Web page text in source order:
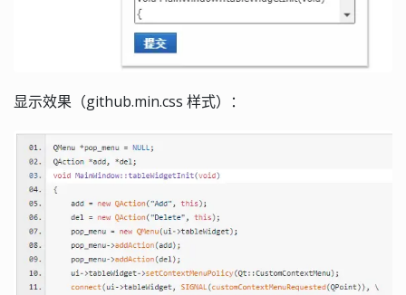
显示效果（github.min.css 样式）：